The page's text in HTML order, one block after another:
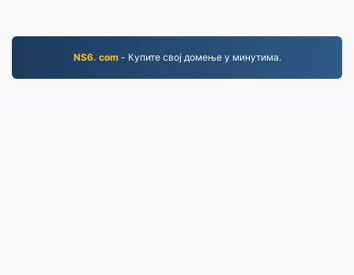
NS6. com- Купите свој домење у минутима.